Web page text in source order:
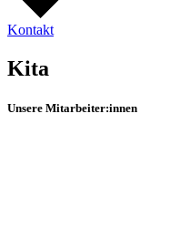
Kontakt
Kita
Unsere Mitarbeiter:innen